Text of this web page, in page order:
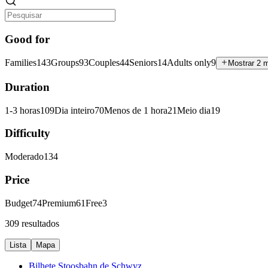
Good for
Families143Groups93Couples44Seniors14Adults only9 Mostrar 2
Duration
1-3 horas109Dia inteiro70Menos de 1 hora21Meio dia19
Difficulty
Moderado134
Price
Budget74Premium61Free3
309 resultados
Lista Mapa
Bilhete Stoosbahn de Schwyz